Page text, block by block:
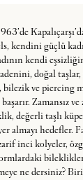
kendini güçlü
kendi
doğal
ve piercing
Zamansız
değerli taşlı
almayı hedefler.
inci kolyeler,
ne dersiniz?